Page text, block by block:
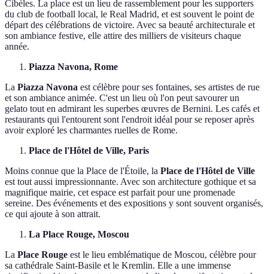
Cibèles. La place est un lieu de rassemblement pour les supporters
du club de football local, le Real Madrid, et est souvent le point de
départ des célébrations de victoire. Avec sa beauté architecturale et
son ambiance festive, elle attire des milliers de visiteurs chaque
année.
Piazza Navona, Rome
La Piazza Navona est célèbre pour ses fontaines, ses artistes de rue
et son ambiance animée. C'est un lieu où l'on peut savourer un
gelato tout en admirant les superbes œuvres de Bernini. Les cafés et
restaurants qui l'entourent sont l'endroit idéal pour se reposer après
avoir exploré les charmantes ruelles de Rome.
Place de l'Hôtel de Ville, Paris
Moins connue que la Place de l'Étoile, la Place de l'Hôtel de Ville
est tout aussi impressionnante. Avec son architecture gothique et sa
magnifique mairie, cet espace est parfait pour une promenade
sereine. Des événements et des expositions y sont souvent organisés,
ce qui ajoute à son attrait.
La Place Rouge, Moscou
La Place Rouge est le lieu emblématique de Moscou, célèbre pour
sa cathédrale Saint-Basile et le Kremlin. Elle a une immense